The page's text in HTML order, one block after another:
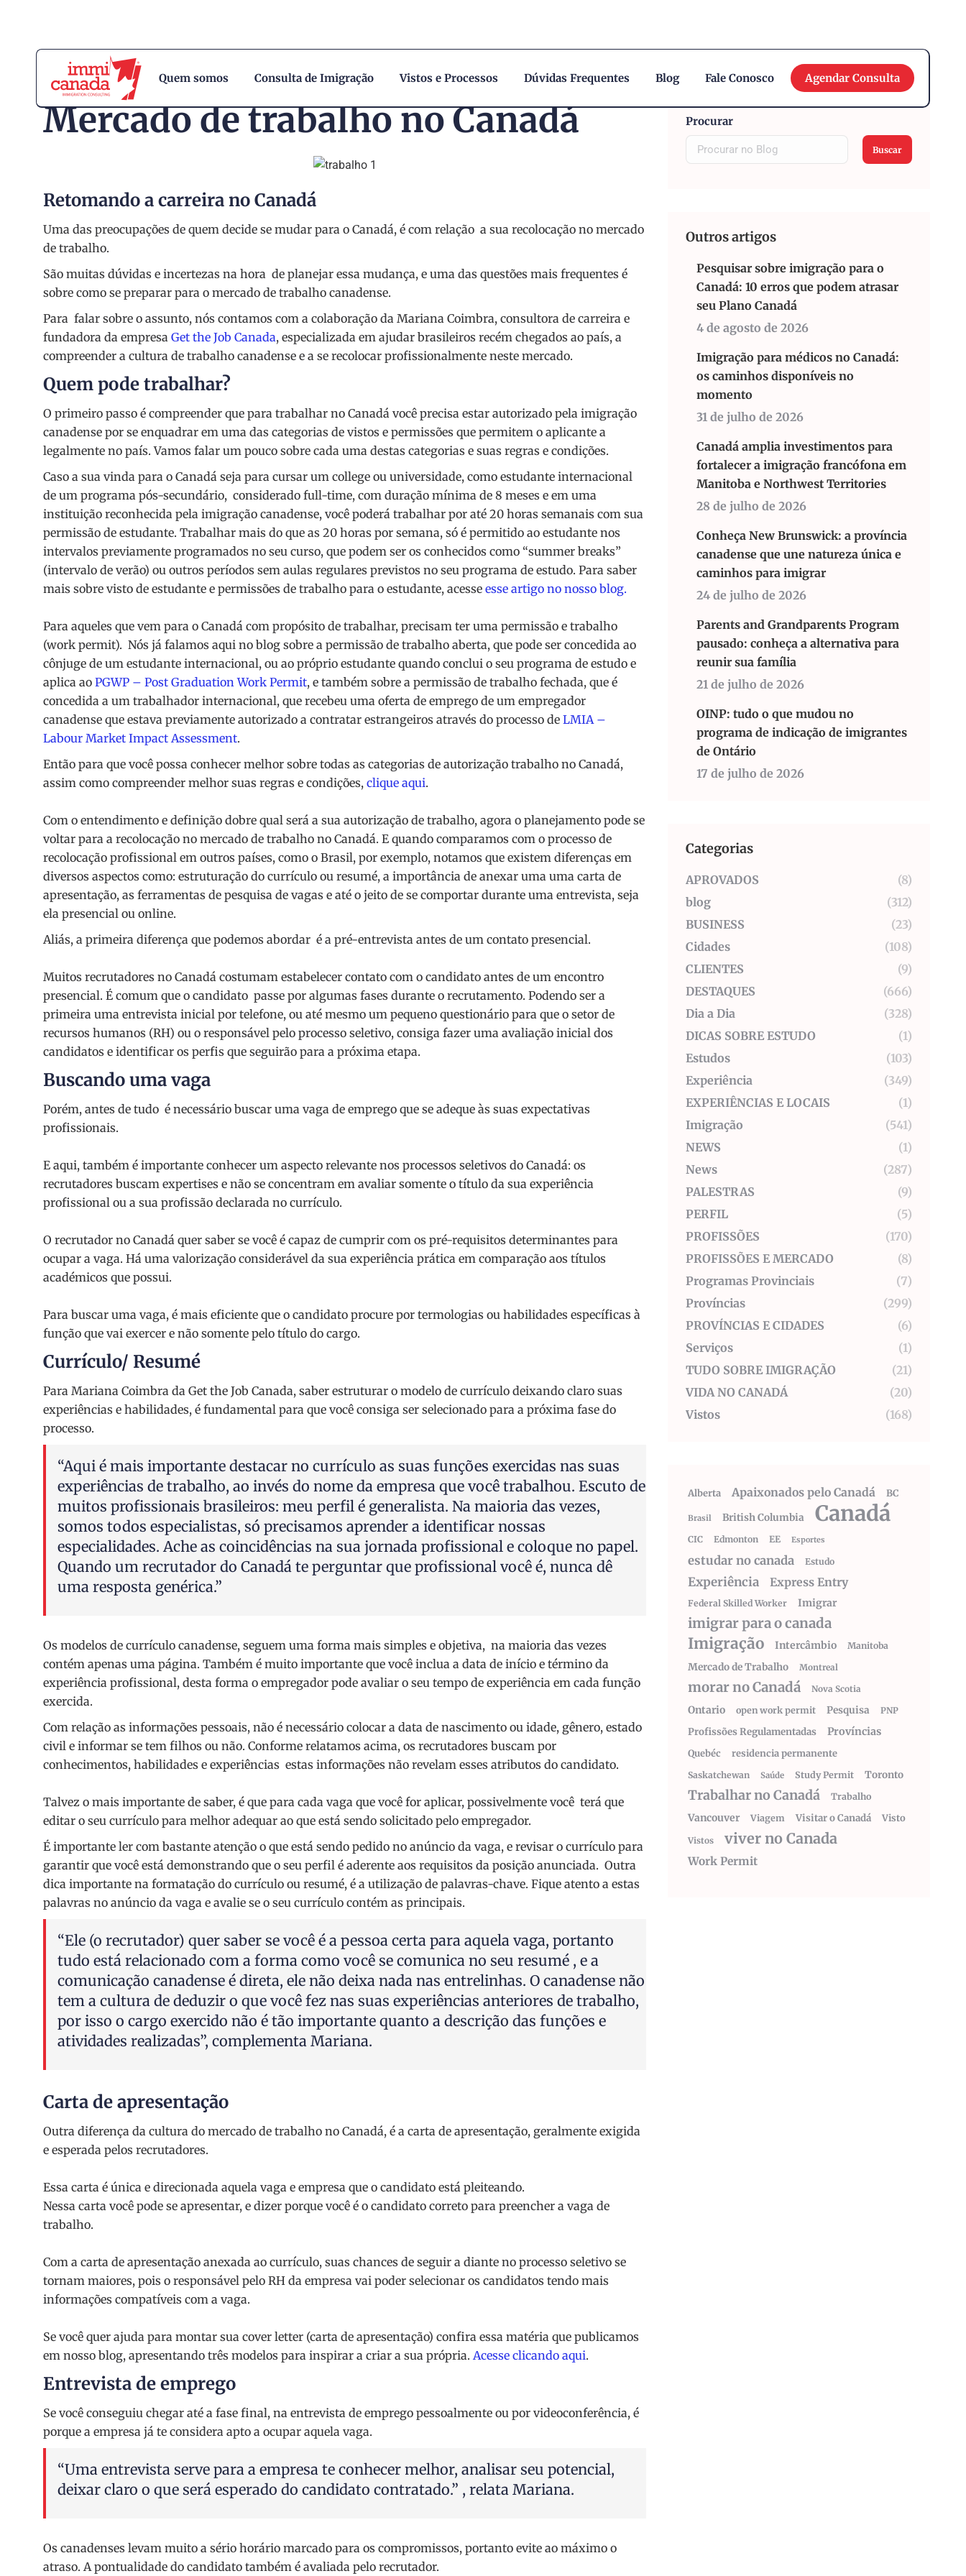
Quem somos Consulta de Imigração Vistos e Processos Dúvidas Frequentes Blog Fale Conosco Agendar Consulta
Mercado de trabalho no Canadá
Retomando a carreira no Canadá
Uma das preocupações de quem decide se mudar para o Canadá, é com relação a sua recolocação no mercado
de trabalho.
São muitas dúvidas e incertezas na hora de planejar essa mudança, e uma das questões mais frequentes é
sobre como se preparar para o mercado de trabalho canadense.
Para falar sobre o assunto, nós contamos com a colaboração da Mariana Coimbra, consultora de carreira e
fundadora da empresa Get the Job Canada, especializada em ajudar brasileiros recém chegados ao país, a
compreender a cultura de trabalho canadense e a se recolocar profissionalmente neste mercado.
Quem pode trabalhar?
O primeiro passo é compreender que para trabalhar no Canadá você precisa estar autorizado pela imigração
canadense por se enquadrar em uma das categorias de vistos e permissões que permitem o aplicante a
legalmente no país. Vamos falar um pouco sobre cada uma destas categorias e suas regras e condições.
Caso a sua vinda para o Canadá seja para cursar um college ou universidade, como estudante internacional
de um programa pós-secundário, considerado full-time, com duração mínima de 8 meses e em uma
instituição reconhecida pela imigração canadense, você poderá trabalhar por até 20 horas semanais com sua
permissão de estudante. Trabalhar mais do que as 20 horas por semana, só é permitido ao estudante nos
intervalos previamente programados no seu curso, que podem ser os conhecidos como “summer breaks”
(intervalo de verão) ou outros períodos sem aulas regulares previstos no seu programa de estudo. Para saber
mais sobre visto de estudante e permissões de trabalho para o estudante, acesse esse artigo no nosso blog.
Para aqueles que vem para o Canadá com propósito de trabalhar, precisam ter uma permissão e trabalho
(work permit). Nós já falamos aqui no blog sobre a permissão de trabalho aberta, que pode ser concedida ao
cônjuge de um estudante internacional, ou ao próprio estudante quando conclui o seu programa de estudo e
aplica ao PGWP – Post Graduation Work Permit, e também sobre a permissão de trabalho fechada, que é
concedida a um trabalhador internacional, que recebeu uma oferta de emprego de um empregador
canadense que estava previamente autorizado a contratar estrangeiros através do processo de LMIA –
Labour Market Impact Assessment.
Então para que você possa conhecer melhor sobre todas as categorias de autorização trabalho no Canadá,
assim como compreender melhor suas regras e condições, clique aqui.
Com o entendimento e definição dobre qual será a sua autorização de trabalho, agora o planejamento pode se
voltar para a recolocação no mercado de trabalho no Canadá. E quando comparamos com o processo de
recolocação profissional em outros países, como o Brasil, por exemplo, notamos que existem diferenças em
diversos aspectos como: estruturação do currículo ou resumé, a importância de anexar uma uma carta de
apresentação, as ferramentas de pesquisa de vagas e até o jeito de se comportar durante uma entrevista, seja
ela presencial ou online.
Aliás, a primeira diferença que podemos abordar é a pré-entrevista antes de um contato presencial.
Muitos recrutadores no Canadá costumam estabelecer contato com o candidato antes de um encontro
presencial. É comum que o candidato passe por algumas fases durante o recrutamento. Podendo ser a
primeira uma entrevista inicial por telefone, ou até mesmo um pequeno questionário para que o setor de
recursos humanos (RH) ou o responsável pelo processo seletivo, consiga fazer uma avaliação inicial dos
candidatos e identificar os perfis que seguirão para a próxima etapa.
Buscando uma vaga
Porém, antes de tudo é necessário buscar uma vaga de emprego que se adeque às suas expectativas
profissionais.
E aqui, também é importante conhecer um aspecto relevante nos processos seletivos do Canadá: os
recrutadores buscam expertises e não se concentram em avaliar somente o título da sua experiência
profissional ou a sua profissão declarada no currículo.
O recrutador no Canadá quer saber se você é capaz de cumprir com os pré-requisitos determinantes para
ocupar a vaga. Há uma valorização considerável da sua experiência prática em comparação aos títulos
académicos que possui.
Para buscar uma vaga, é mais eficiente que o candidato procure por termologias ou habilidades específicas à
função que vai exercer e não somente pelo título do cargo.
Currículo/ Resumé
Para Mariana Coimbra da Get the Job Canada, saber estruturar o modelo de currículo deixando claro suas
experiências e habilidades, é fundamental para que você consiga ser selecionado para a próxima fase do
processo.
“Aqui é mais importante destacar no currículo as suas funções exercidas nas suas
experiências de trabalho, ao invés do nome da empresa que você trabalhou. Escuto de
muitos profissionais brasileiros: meu perfil é generalista. Na maioria das vezes,
somos todos especialistas, só precisamos aprender a identificar nossas
especialidades. Ache as coincidências na sua jornada profissional e coloque no papel.
Quando um recrutador do Canadá te perguntar que profissional você é, nunca dê
uma resposta genérica.”
Os modelos de currículo canadense, seguem uma forma mais simples e objetiva, na maioria das vezes
contém apenas uma página. Também é muito importante que você inclua a data de início e término da
experiência profissional, desta forma o empregador pode avaliar o seu tempo de experiência em cada função
exercida.
Com relação as informações pessoais, não é necessário colocar a data de nascimento ou idade, gênero, estado
civil e informar se tem filhos ou não. Conforme relatamos acima, os recrutadores buscam por
conhecimentos, habilidades e experiências estas informações não revelam esses atributos do candidato.
Talvez o mais importante de saber, é que para cada vaga que você for aplicar, possivelmente você terá que
editar o seu currículo para melhor adequar ao que está sendo solicitado pelo empregador.
É importante ler com bastante atenção o que está sendo pedido no anúncio da vaga, e revisar o currículo para
garantir que você está demonstrando que o seu perfil é aderente aos requisitos da posição anunciada. Outra
dica importante na formatação do currículo ou resumé, é a utilização de palavras-chave. Fique atento a estas
palavras no anúncio da vaga e avalie se o seu currículo contém as principais.
“Ele (o recrutador) quer saber se você é a pessoa certa para aquela vaga, portanto
tudo está relacionado com a forma como você se comunica no seu resumé , e a
comunicação canadense é direta, ele não deixa nada nas entrelinhas. O canadense não
tem a cultura de deduzir o que você fez nas suas experiências anteriores de trabalho,
por isso o cargo exercido não é tão importante quanto a descrição das funções e
atividades realizadas”, complementa Mariana.
Carta de apresentação
Outra diferença da cultura do mercado de trabalho no Canadá, é a carta de apresentação, geralmente exigida
e esperada pelos recrutadores.
Essa carta é única e direcionada aquela vaga e empresa que o candidato está pleiteando.
Nessa carta você pode se apresentar, e dizer porque você é o candidato correto para preencher a vaga de
trabalho.
Com a carta de apresentação anexada ao currículo, suas chances de seguir a diante no processo seletivo se
tornam maiores, pois o responsável pelo RH da empresa vai poder selecionar os candidatos tendo mais
informações compatíveis com a vaga.
Se você quer ajuda para montar sua cover letter (carta de apresentação) confira essa matéria que publicamos
em nosso blog, apresentando três modelos para inspirar a criar a sua própria. Acesse clicando aqui.
Entrevista de emprego
Se você conseguiu chegar até a fase final, na entrevista de emprego pessoalmente ou por videoconferência, é
porque a empresa já te considera apto a ocupar aquela vaga.
“Uma entrevista serve para a empresa te conhecer melhor, analisar seu potencial,
deixar claro o que será esperado do candidato contratado.” , relata Mariana.
Os canadenses levam muito a sério horário marcado para os compromissos, portanto evite ao máximo o
atraso. A pontualidade do candidato também é avaliada pelo recrutador.
Procurar
Buscar
Outros artigos
Pesquisar sobre imigração para o
Canadá: 10 erros que podem atrasar
seu Plano Canadá
4 de agosto de 2026
Imigração para médicos no Canadá:
os caminhos disponíveis no
momento
31 de julho de 2026
Canadá amplia investimentos para
fortalecer a imigração francófona em
Manitoba e Northwest Territories
28 de julho de 2026
Conheça New Brunswick: a província
canadense que une natureza única e
caminhos para imigrar
24 de julho de 2026
Parents and Grandparents Program
pausado: conheça a alternativa para
reunir sua família
21 de julho de 2026
OINP: tudo o que mudou no
programa de indicação de imigrantes
de Ontário
17 de julho de 2026
Categorias
APROVADOS
(8)
blog
(312)
BUSINESS
(23)
Cidades
(108)
CLIENTES
(9)
DESTAQUES
(666)
Dia a Dia
(328)
DICAS SOBRE ESTUDO
(1)
Estudos
(103)
Experiência
(349)
EXPERIÊNCIAS E LOCAIS
(1)
Imigração
(541)
NEWS
(1)
News
(287)
PALESTRAS
(9)
PERFIL
(5)
PROFISSÕES
(170)
PROFISSÕES E MERCADO
(8)
Programas Provinciais
(7)
Províncias
(299)
PROVÍNCIAS E CIDADES
(6)
Serviços
(1)
TUDO SOBRE IMIGRAÇÃO
(21)
VIDA NO CANADÁ
(20)
Vistos
(168)
Alberta Apaixonados pelo Canadá BC
Brasil British Columbia Canadá
CIC Edmonton EE Esportes
estudar no canada Estudo
Experiência Express Entry
Federal Skilled Worker Imigrar
imigrar para o canada
Imigração Intercâmbio Manitoba
Mercado de Trabalho Montreal
morar no Canadá Nova Scotia
Ontario open work permit Pesquisa PNP
Profissões Regulamentadas Províncias
Quebéc residencia permanente
Saskatchewan Saúde Study Permit Toronto
Trabalhar no Canadá Trabalho
Vancouver Viagem Visitar o Canadá Visto
Vistos viver no Canada
Work Permit